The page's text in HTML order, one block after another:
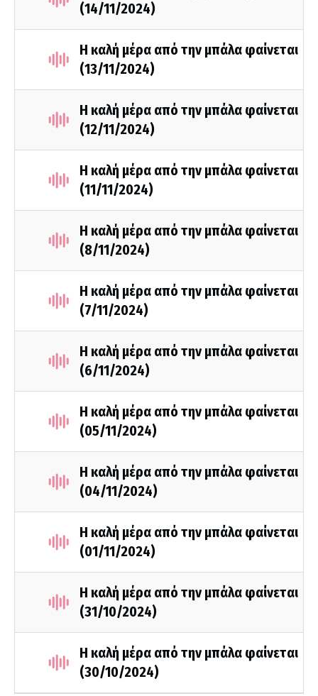
(14/11/2024)
Η καλή μέρα από την μπάλα φαίνεται
(13/11/2024)
Η καλή μέρα από την μπάλα φαίνεται
(12/11/2024)
Η καλή μέρα από την μπάλα φαίνεται
(11/11/2024)
Η καλή μέρα από την μπάλα φαίνεται
(8/11/2024)
Η καλή μέρα από την μπάλα φαίνεται
(7/11/2024)
Η καλή μέρα από την μπάλα φαίνεται
(6/11/2024)
Η καλή μέρα από την μπάλα φαίνεται
(05/11/2024)
Η καλή μέρα από την μπάλα φαίνεται
(04/11/2024)
Η καλή μέρα από την μπάλα φαίνεται
(01/11/2024)
Η καλή μέρα από την μπάλα φαίνεται
(31/10/2024)
Η καλή μέρα από την μπάλα φαίνεται
(30/10/2024)